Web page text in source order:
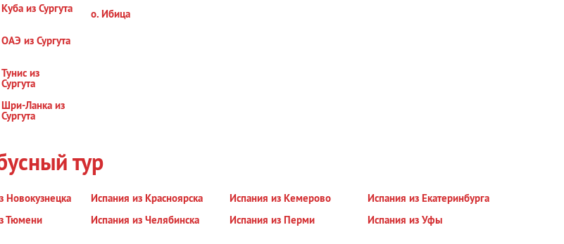
Куба из Сургута
ОАЭ из Сургута
Тунис из
Сургута
Шри-Ланка из
Сургута
о. Ибица
тур
Новокузнецка Испания из Красноярска Испания из Кемерово
Испания из Екатеринбурга
Тюмени Испания из Челябинска Испания из Перми Испания из Уфы